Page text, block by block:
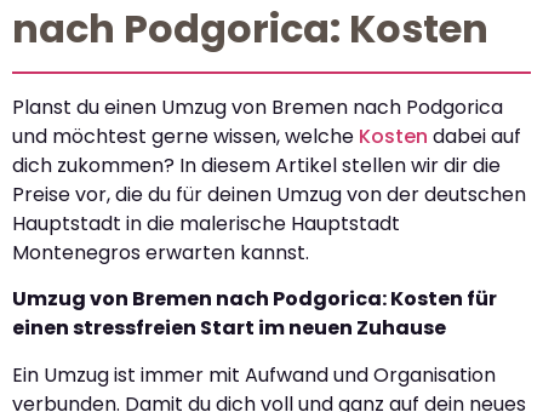
nach Podgorica: Kosten
Planst du einen Umzug von Bremen nach Podgorica
und möchtest gerne wissen, welche Kosten dabei auf
dich zukommen? In diesem Artikel stellen wir dir die
Preise vor, die du für deinen Umzug von der deutschen
Hauptstadt in die malerische Hauptstadt
Montenegros erwarten kannst.
Umzug von Bremen nach Podgorica: Kosten für
einen stressfreien Start im neuen Zuhause
Ein Umzug ist immer mit Aufwand und Organisation
verbunden. Damit du dich voll und ganz auf dein neues